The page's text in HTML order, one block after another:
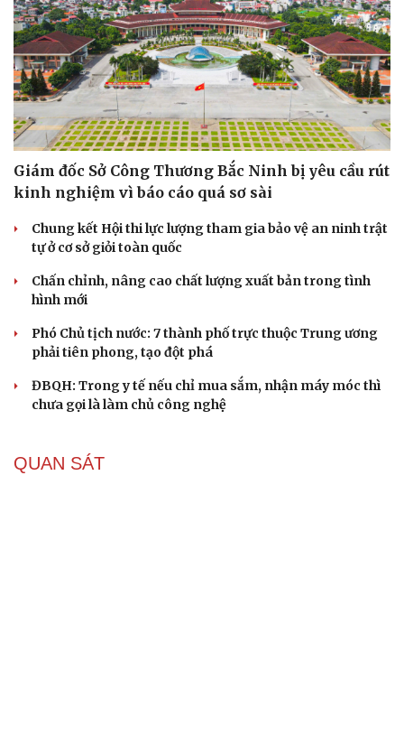
Giám đốc Sở Công Thương Bắc Ninh bị yêu cầu rút
kinh nghiệm vì báo cáo quá sơ sài
Chung kết Hội thi lực lượng tham gia bảo vệ an ninh trật
tự ở cơ sở giỏi toàn quốc
Chấn chỉnh, nâng cao chất lượng xuất bản trong tình
hình mới
Phó Chủ tịch nước: 7 thành phố trực thuộc Trung ương
phải tiên phong, tạo đột phá
ĐBQH: Trong y tế nếu chỉ mua sắm, nhận máy móc thì
chưa gọi là làm chủ công nghệ
QUAN SÁT